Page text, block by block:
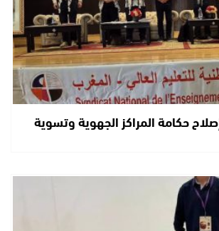
حكامة المراكز الجهوية وتسوية